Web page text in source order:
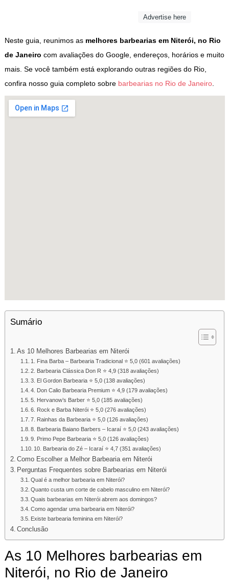
Advertise here
Neste guia, reunimos as melhores barbearias em Niterói, no Rio
de Janeiro com avaliações do Google, endereços, horários e muito
mais. Se você também está explorando outras regiões do Rio,
confira nosso guia completo sobre barbearias no Rio de Janeiro.
Sumário
As 10 Melhores Barbearias em Niterói
1. Fina Barba – Barbearia Tradicional ⭐ 5,0 (601 avaliações)
2. Barbearia Clássica Don R ⭐ 4,9 (318 avaliações)
3. El Gordon Barbearia ⭐ 5,0 (138 avaliações)
4. Don Calio Barbearia Premium ⭐ 4,9 (179 avaliações)
5. Hervanow’s Barber ⭐ 5,0 (185 avaliações)
6. Rock e Barba Niterói ⭐ 5,0 (276 avaliações)
7. Rainhas da Barbearia ⭐ 5,0 (126 avaliações)
8. Barbearia Baiano Barbers – Icaraí ⭐ 5,0 (243 avaliações)
9. Primo Pepe Barbearia ⭐ 5,0 (126 avaliações)
10. Barbearia do Zé – Icaraí ⭐ 4,7 (351 avaliações)
Como Escolher a Melhor Barbearia em Niterói
Perguntas Frequentes sobre Barbearias em Niterói
Qual é a melhor barbearia em Niterói?
Quanto custa um corte de cabelo masculino em Niterói?
Quais barbearias em Niterói abrem aos domingos?
Como agendar uma barbearia em Niterói?
Existe barbearia feminina em Niterói?
Conclusão
As 10 Melhores barbearias em
Niterói, no Rio de Janeiro